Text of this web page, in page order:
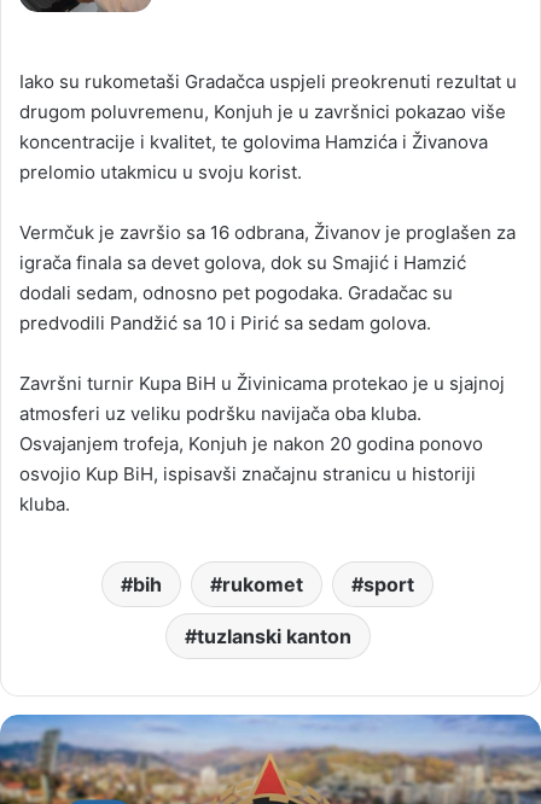
Iako su rukometaši Gradačca uspjeli preokrenuti rezultat u
drugom poluvremenu, Konjuh je u završnici pokazao više
koncentracije i kvalitet, te golovima Hamzića i Živanova
prelomio utakmicu u svoju korist.
Vermčuk je završio sa 16 odbrana, Živanov je proglašen za
igrača finala sa devet golova, dok su Smajić i Hamzić
dodali sedam, odnosno pet pogodaka. Gradačac su
predvodili Pandžić sa 10 i Pirić sa sedam golova.
Završni turnir Kupa BiH u Živinicama protekao je u sjajnoj
atmosferi uz veliku podršku navijača oba kluba.
Osvajanjem trofeja, Konjuh je nakon 20 godina ponovo
osvojio Kup BiH, ispisavši značajnu stranicu u historiji
kluba.
bih rukomet sport
tuzlanski kanton